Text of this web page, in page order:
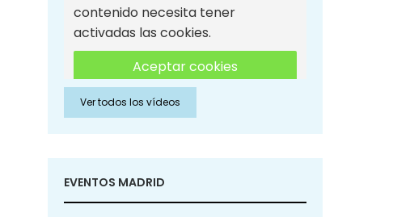
contenido necesita tener
activadas las cookies.
Aceptar cookies
Aceptar cookies de Redes
Sociales
Ver todos los vídeos
EVENTOS MADRID